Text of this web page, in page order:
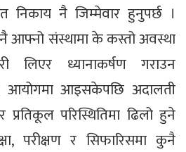
निकाय नै जिम्मेवार हुनुपर्छ ।
आफ्नो संस्थामा के कस्तो अवस्था
लिएर ध्यानाकर्षण गराउन
आयोगमा आइसकेपछि अदालती
प्रतिकूल परिस्थितिमा ढिलो हुने
परीक्षण र सिफारिसमा कुनै